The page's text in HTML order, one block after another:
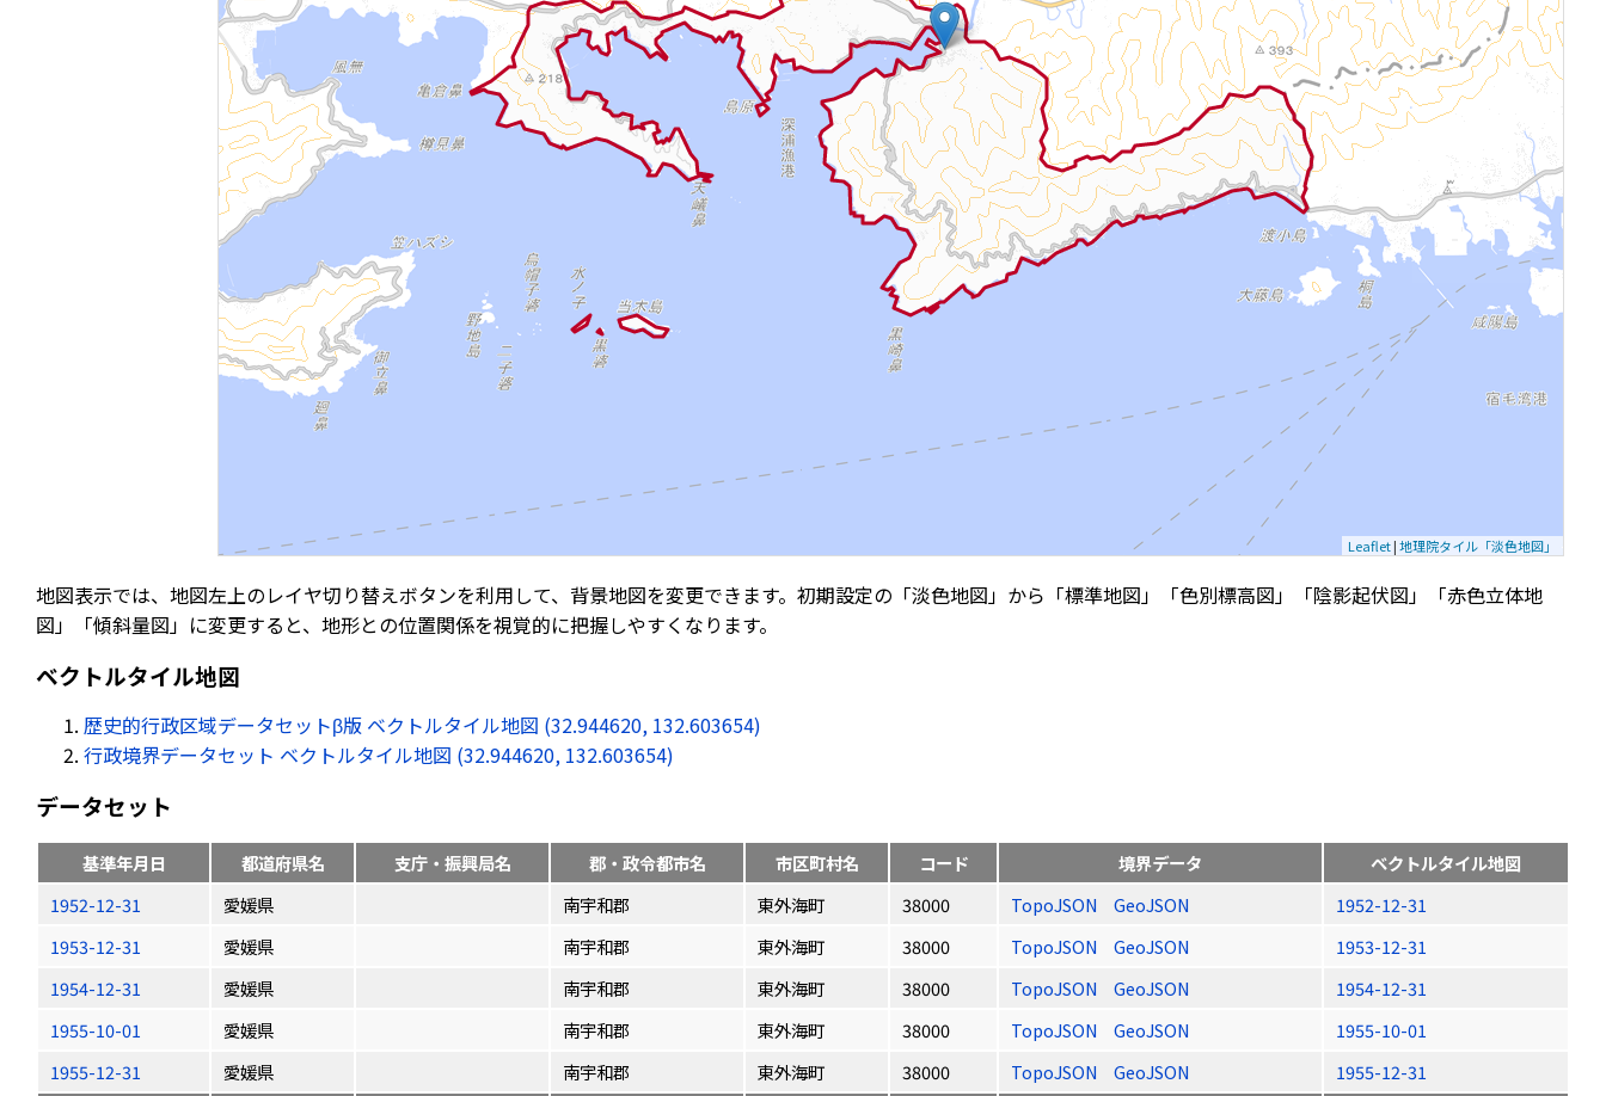
Leaflet|地理院タイル「淡色地図」
地図表示では、地図左上のレイヤ切り替えボタンを利用して、背景地図を変更できます。初期設定の「淡色地図」から「標準地図」「色別標高図」「陰影起伏図」「赤色立体地
図」「傾斜量図」に変更すると、地形との位置関係を視覚的に把握しやすくなります。
ベクトルタイル地図
歴史的行政区域データセットβ版 ベクトルタイル地図 (32.944620, 132.603654)
行政境界データセット ベクトルタイル地図 (32.944620, 132.603654)
データセット
基準年月日 都道府県名 支庁・振興局名 郡・政令都市名 市区町村名 コード 境界データ
ベクトルタイル地図
1952-12-31
愛媛県 南宇和郡 東外海町 38000 TopoJSON GeoJSON
1952-12-31
1953-12-31
愛媛県 南宇和郡 東外海町 38000 TopoJSON GeoJSON
1953-12-31
1954-12-31
愛媛県 南宇和郡 東外海町 38000 TopoJSON GeoJSON
1954-12-31
1955-10-01
愛媛県 南宇和郡 東外海町 38000 TopoJSON GeoJSON
1955-10-01
1955-12-31
愛媛県 南宇和郡 東外海町 38000 TopoJSON GeoJSON
1955-12-31